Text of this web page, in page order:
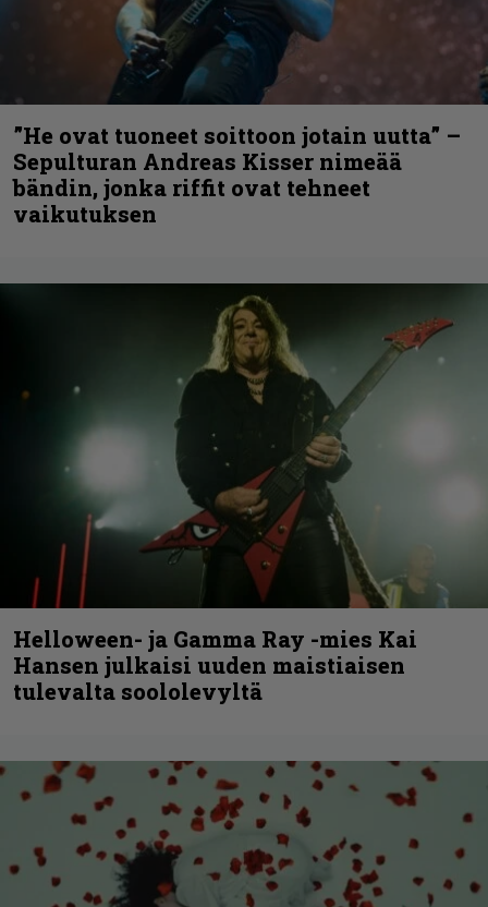
”He ovat tuoneet soittoon jotain uutta” –
Sepulturan Andreas Kisser nimeää
bändin, jonka riffit ovat tehneet
vaikutuksen
Helloween- ja Gamma Ray -mies Kai
Hansen julkaisi uuden maistiaisen
tulevalta soololevyltä